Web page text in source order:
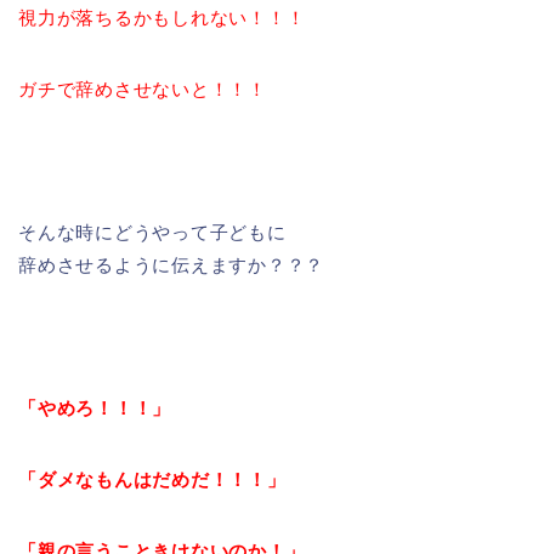
視力が落ちるかもしれない！！！
ガチで辞めさせないと！！！
そんな時にどうやって子どもに
辞めさせるように伝えますか？？？
「やめろ！！！」
「ダメなもんはだめだ！！！」